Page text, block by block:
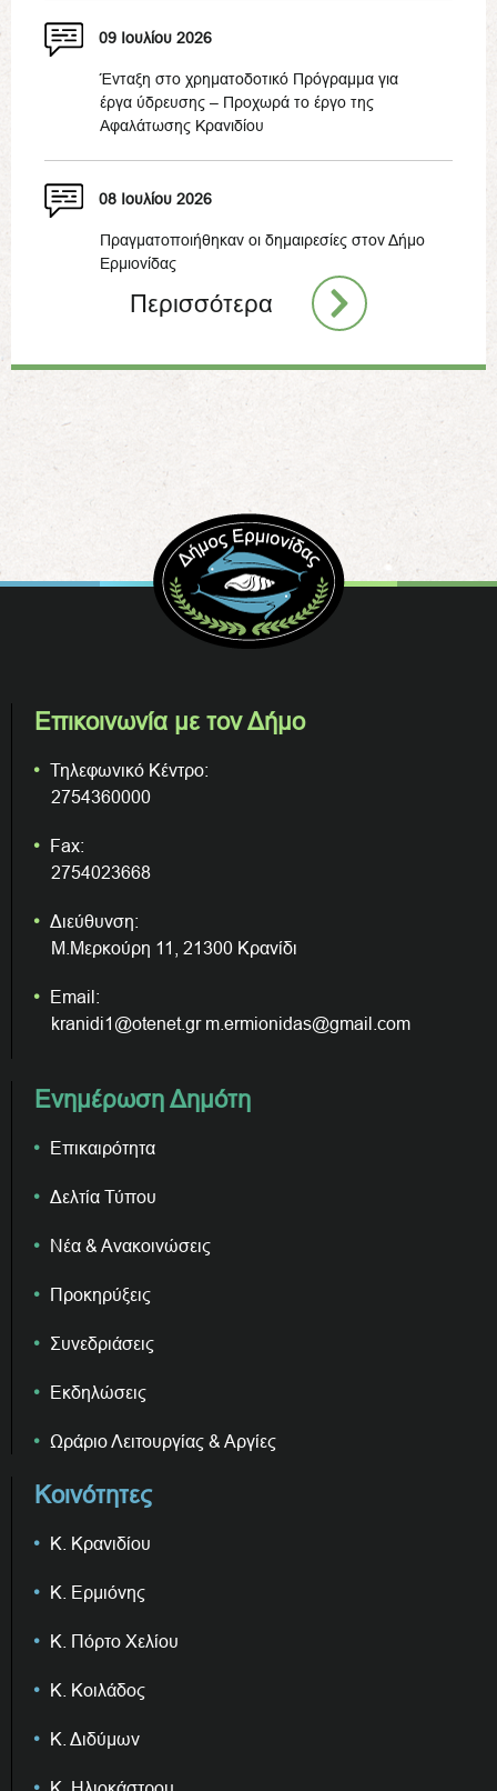
09 Ιουλίου 2026
Ένταξη στο χρηματοδοτικό Πρόγραμμα για
έργα ύδρευσης – Προχωρά το έργο της
Αφαλάτωσης Κρανιδίου
08 Ιουλίου 2026
Πραγματοποιήθηκαν οι δημαιρεσίες στον Δήμο
Ερμιονίδας
Περισσότερα
Επικοινωνία με τον Δήμο
Τηλεφωνικό Κέντρο:
2754360000
Fax:
2754023668
Διεύθυνση:
Μ.Μερκούρη 11, 21300 Κρανίδι
Email:
kranidi1@otenet.gr m.ermionidas@gmail.com
Ενημέρωση Δημότη
Επικαιρότητα
Δελτία Τύπου
Νέα & Ανακοινώσεις
Προκηρύξεις
Συνεδριάσεις
Εκδηλώσεις
Ωράριο Λειτουργίας & Αργίες
Κοινότητες
Κ. Κρανιδίου
Κ. Ερμιόνης
Κ. Πόρτο Χελίου
Κ. Κοιλάδος
Κ. Διδύμων